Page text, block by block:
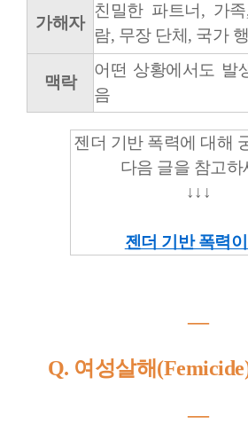
가해자
친밀한 파트너, 가
람, 무장 단체, 국가
맥락
어떤 상황에서도 발
음
젠더 기반 폭력에 대해
다음 글을 참고하
↓↓↓
젠더 기반 폭력
―
Q. 여성살해
―